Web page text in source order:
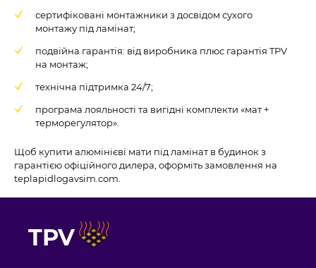
сертифіковані монтажники з досвідом сухого
монтажу під ламінат;
подвійна гарантія: від виробника плюс гарантія TPV
на монтаж;
технічна підтримка 24/7;
програма лояльності та вигідні комплекти «мат +
терморегулятор».
Щоб купити алюмінієві мати під ламінат в будинок з
гарантією офіційного дилера, оформіть замовлення на
teplapidlogavsim.com.
TPV